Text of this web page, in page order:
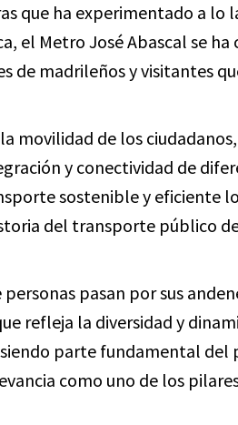
que ha experimentado a lo
el Metro José Abascal se
de madrileños y visitantes
movilidad de los
y conectividad de
sostenible y eficiente
del transporte público
personas pasan por sus
refleja la diversidad y
parte fundamental del
como uno de los